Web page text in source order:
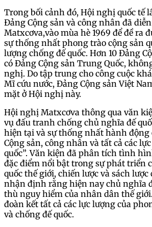
Trong bối cảnh đó, Hội nghị quốc tế
Đảng Cộng sản và công nhân đã
Matxcơva,vào mùa hè 1969 để đề ra
sự thống nhất phong trào cộng sản
lượng chống đế quốc. Hơn 10 Đảng
có Đảng Cộng sản Trung Quốc,
nghị. Do tập trung cho công cuộc
Mĩ cứu nước, Đảng Cộng sản Việt
mặt ở Hội nghị này.
Hội nghị Matxcơva thông qua văn
vụ đấu tranh chống chủ nghĩa đế
hiện tại và sự thống nhất hành động
Cộng sản, công nhân và tất cả các
quốc”. Văn kiện đã phân tích tình
đặc điểm nổi bật trong sự phát triển
quốc thế giới, chiến lược và sách lược
nhận định rằng hiện nay chủ nghĩa
thù nguy hiểm của nhân dân thế
đoàn kết tất cả các lực lượng của
và chống đế quốc.